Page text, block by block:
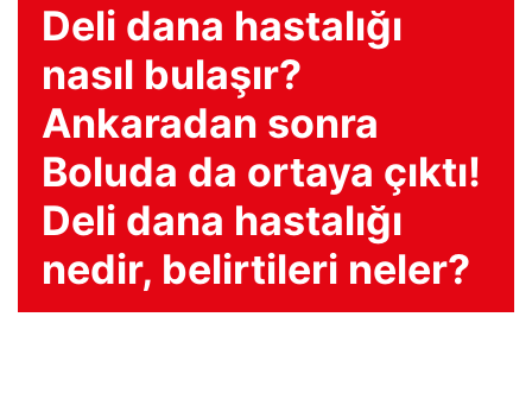
Deli dana hastalığı
nasıl bulaşır?
Ankaradan sonra
Boluda da ortaya çıktı!
Deli dana hastalığı
nedir, belirtileri neler?